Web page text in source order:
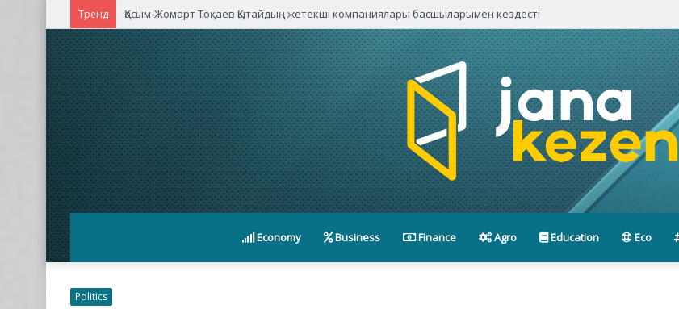
Тренд Қасым-Жомарт Тоқаев Қытайдың жетекші компаниялары басшыларымен кездесті
Economy Business Finance Agro Education Eco
Politics